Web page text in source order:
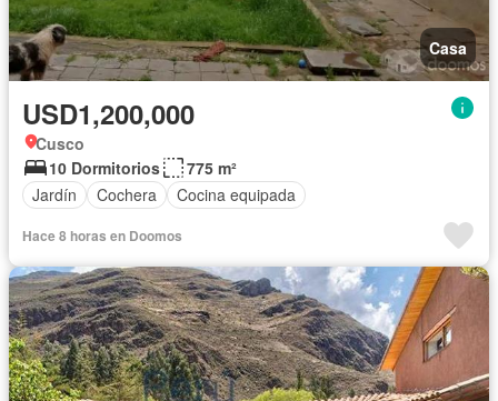
Casa
USD1,200,000
Cusco
10 Dormitorios
775 m²
Jardín
Cochera Cocina equipada
Hace 8 horas en Doomos